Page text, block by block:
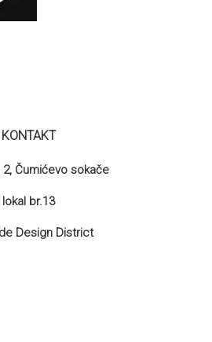
KONTAKT
2, Čumićevo sokače
lokal br.13
Design District